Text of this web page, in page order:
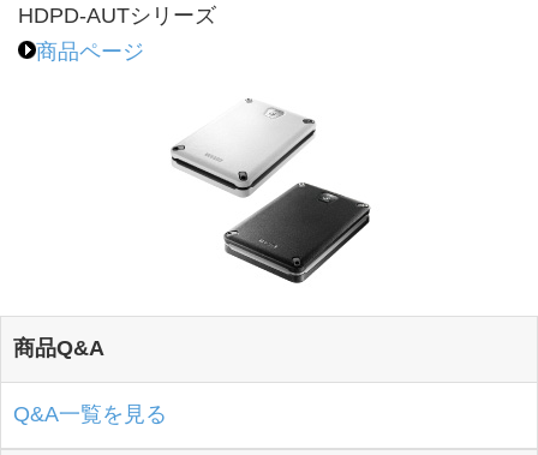
HDPD-AUTシリーズ
商品ページ
商品Q&A
Q&A一覧を見る